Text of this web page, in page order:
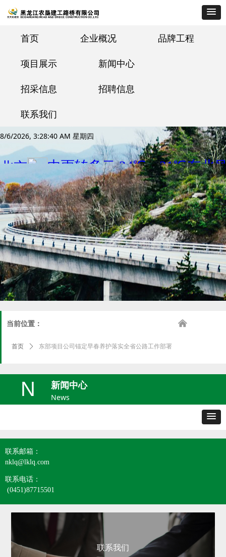
8/6/2026, 3:28:41 AM 星期四
首页 企业概况 品牌工程
项目展示 新闻中心
招采信息 招聘信息
联系我们
当前位置：
首页 ꄲ 东部项目公司锚定早春养护落实全省公路工作部署
낀
联系我们
新闻中心
News
N
联系电话：
联系邮箱：
nklq@lklq.com
(0451)87715501